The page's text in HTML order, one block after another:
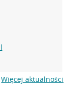
Więcej aktualności